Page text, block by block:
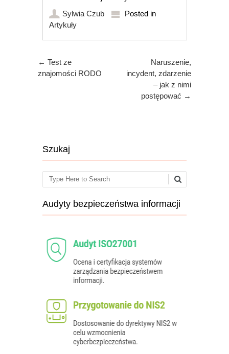
Sylwia Czub
Posted in
Artykuły
Post navigation
← Test ze
znajomości RODO
Naruszenie,
incydent, zdarzenie
– jak z nimi
postępować →
Szukaj
Search
Audyty bezpieczeństwa informacji